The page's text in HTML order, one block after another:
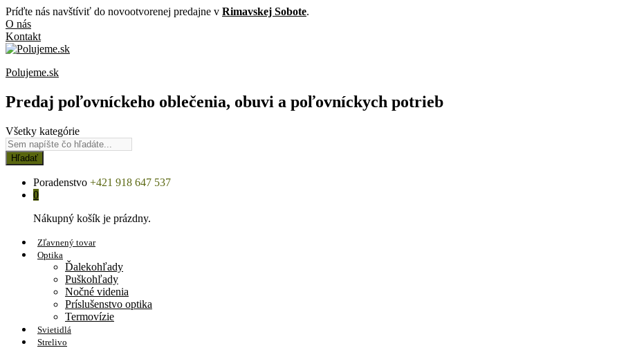
Príďte nás navštíviť do novootvorenej predajne v Rimavskej Sobote.
O nás
Kontakt
Polujeme.sk
Predaj poľovníckeho oblečenia, obuvi a poľovníckych potrieb
Všetky kategórie
Hľadať
Poradenstvo +421 918 647 537
0
Nákupný košík je prázdny.
Zľavnený tovar
Optika
Ďalekohľady
Puškohľady
Nočné videnia
Príslušenstvo optika
Termovízie
Svietidlá
Strelivo